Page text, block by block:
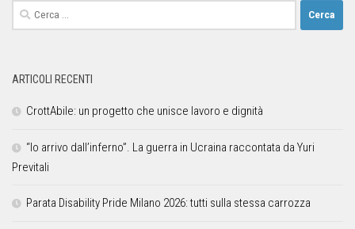
ARTICOLI RECENTI
CrottAbile: un progetto che unisce lavoro e dignità
“Io arrivo dall’inferno”. La guerra in Ucraina raccontata da Yuri
Previtali
Parata Disability Pride Milano 2026: tutti sulla stessa carrozza